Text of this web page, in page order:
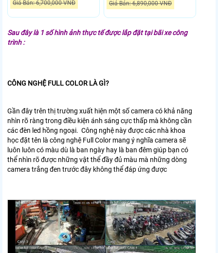
Giá Bán: 6,700,000 VNĐ
Giá Bán: 6,890,000 VNĐ
Sau đây là 1 số hình ảnh thực tế được lắp đặt tại bãi xe công
trình :
CÔNG NGHỆ FULL COLOR LÀ GÌ?
Gần đây trên thị trường xuất hiện một số camera có khả năng
nhìn rõ ràng trong điều kiện ánh sáng cực thấp mà không cần
các đèn led hồng ngoại. Công nghệ này được các nhà khoa
học đặt tên là công nghệ Full Color mang ý nghĩa camera sẽ
luôn luôn có màu dù là ban ngày hay là ban đêm giúp bạn có
thể nhìn rõ được những vật thể đầy đủ màu mà những dòng
camera trắng đen trước đây không thể đáp ứng được